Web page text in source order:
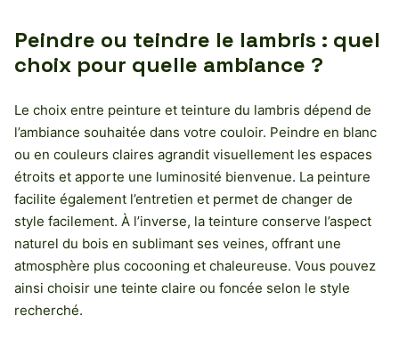
Peindre ou teindre le lambris : quel
choix pour quelle ambiance ?
Le choix entre peinture et teinture du lambris dépend de
l’ambiance souhaitée dans votre couloir. Peindre en blanc
ou en couleurs claires agrandit visuellement les espaces
étroits et apporte une luminosité bienvenue. La peinture
facilite également l’entretien et permet de changer de
style facilement. À l’inverse, la teinture conserve l’aspect
naturel du bois en sublimant ses veines, offrant une
atmosphère plus cocooning et chaleureuse. Vous pouvez
ainsi choisir une teinte claire ou foncée selon le style
recherché.